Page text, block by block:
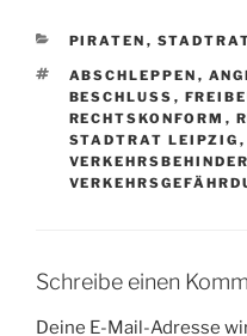
KATEGORIEN
PIRATEN ,
SCHLAGWÖRTER
ABSCHLEPPEN ,
BESCHLUSS ,
RECHTSKONFORM ,
STADTRAT LEIPZIG ,
Schreibe einen
Deine E-Mail-Adresse